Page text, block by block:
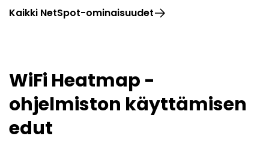
Kaikki NetSpot-ominaisuudet
WiFi Heatmap -
ohjelmiston käyttämisen
edut